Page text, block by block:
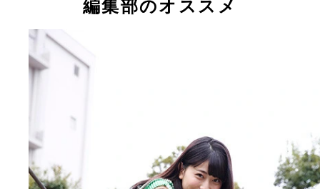
編集部のオススメ